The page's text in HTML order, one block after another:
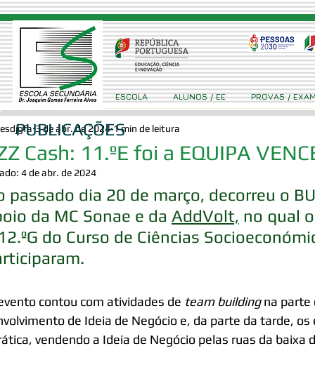
Cash: 11.ºE foi a EQUIPA
esdjgfa 3 de abr. de 2024 1 min de leitura
4 de abr. de 2024
passado dia 20 de março, decorreu o
da MC Sonae e da AddVolt, no qual
do Curso de Ciências
contou com atividades de team building na parte
de Ideia de Negócio e, da parte da tarde,
vendendo a Ideia de Negócio pelas ruas da baixa
PUBLICAÇÕES
ESCOLA ALUNOS / EE PROVAS /